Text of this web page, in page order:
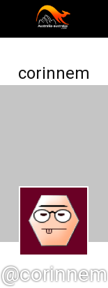
corinnem
@corinnem